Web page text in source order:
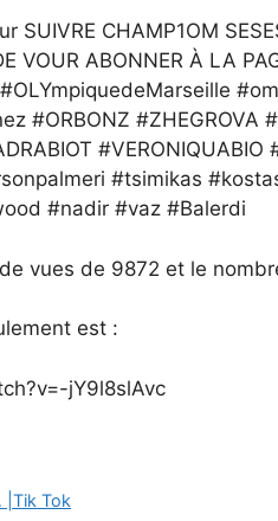
SUIVRE CHAMP1OM
VOUR ABONNER À LA
#OLYmpiquedeMarseille
#ORBONZ #ZHEGROVA
#tsimikas
#nadir #vaz #Balerdi
vues de 9872 et le
est :
jY9l8slAvc
|Tik Tok